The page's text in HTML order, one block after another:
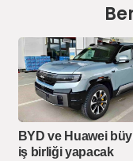
BYD ve Huawei
iş birliği yapacak